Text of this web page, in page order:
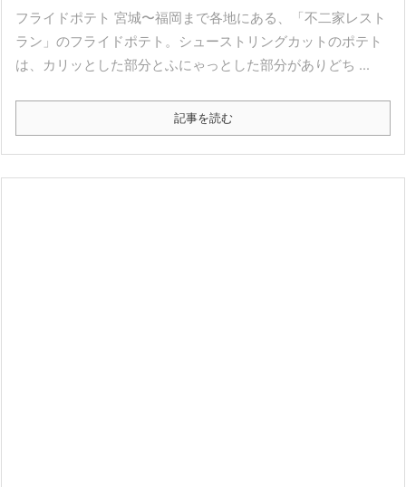
フライドポテト 宮城〜福岡まで各地にある、「不二家レスト
ラン」のフライドポテト。シューストリングカットのポテト
は、カリッとした部分とふにゃっとした部分がありどち ...
記事を読む